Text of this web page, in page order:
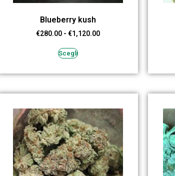
Blueberry kush
€280.00 - €1,120.00
Scegli